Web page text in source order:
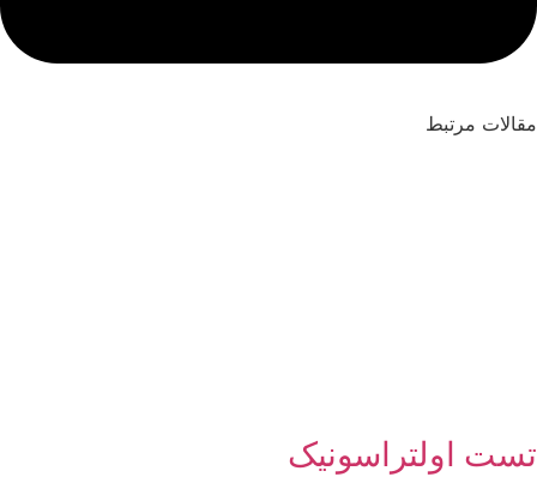
مقالات مرتبط
تست اولتراسونیک